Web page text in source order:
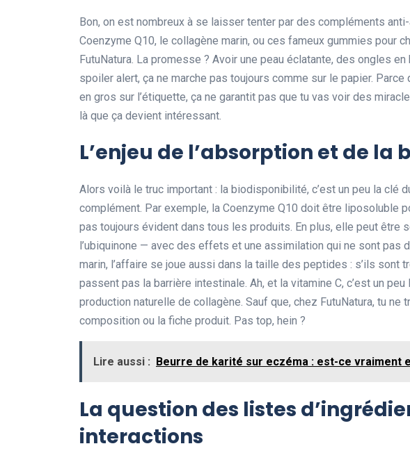
Bon, on est nombreux à se laisser tenter par des compléments
Coenzyme Q10, le collagène marin, ou ces fameux gummies pour
FutuNatura. La promesse ? Avoir une peau éclatante, des ongles
spoiler alert, ça ne marche pas toujours comme sur le papier. Parce
en gros sur l’étiquette, ça ne garantit pas que tu vas voir des
là que ça devient intéressant.
L’enjeu de l’absorption et de
Alors voilà le truc important : la biodisponibilité, c’est un peu la clé
complément. Par exemple, la Coenzyme Q10 doit être liposoluble
pas toujours évident dans tous les produits. En plus, elle peut être
l’ubiquinone — avec des effets et une assimilation qui ne sont pas
marin, l’affaire se joue aussi dans la taille des peptides : s’ils sont
passent pas la barrière intestinale. Ah, et la vitamine C, c’est un
production naturelle de collagène. Sauf que, chez FutuNatura, tu
composition ou la fiche produit. Pas top, hein ?
Lire aussi : Beurre de karité sur eczéma : est-ce vraiment
La question des listes
interactions